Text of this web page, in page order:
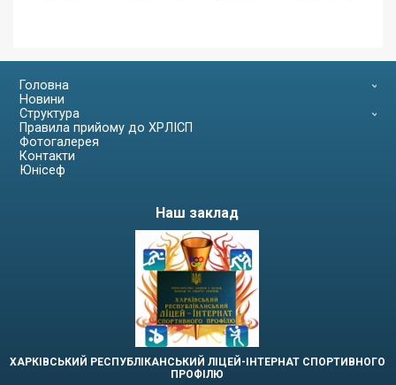
Головна
Новини
Структура
Правила прийому до ХРЛІСП
Фотогалерея
Контакти
Юнісеф
Наш заклад
ХАРКІВСЬКИЙ РЕСПУБЛІКАНСЬКИЙ ЛІЦЕЙ-ІНТЕРНАТ СПОРТИВНОГО
ПРОФІЛЮ